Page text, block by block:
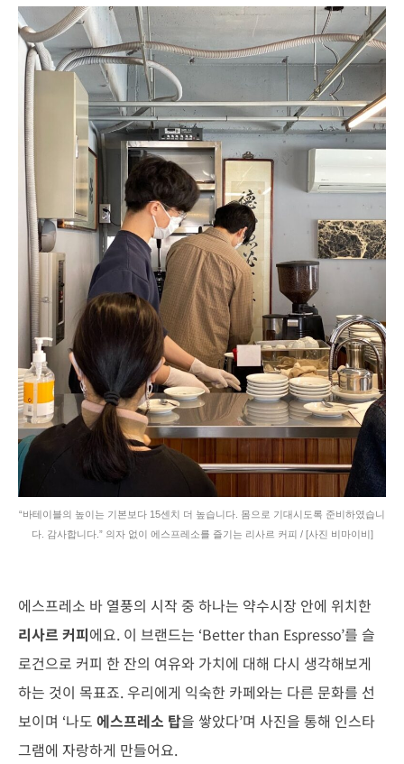
“바테이블의 높이는 기본보다 15센치 더 높습니다. 몸으로 기대시도록 준비하였습니
다. 감사합니다.” 의자 없이 에스프레소를 즐기는 리사르 커피 / [사진 비마이비]
에스프레소 바 열풍의 시작 중 하나는 약수시장 안에 위치한
리사르 커피에요. 이 브랜드는 ‘Better than Espresso’를 슬
로건으로 커피 한 잔의 여유와 가치에 대해 다시 생각해보게
하는 것이 목표죠. 우리에게 익숙한 카페와는 다른 문화를 선
보이며 ‘나도 에스프레소 탑을 쌓았다’며 사진을 통해 인스타
그램에 자랑하게 만들어요.